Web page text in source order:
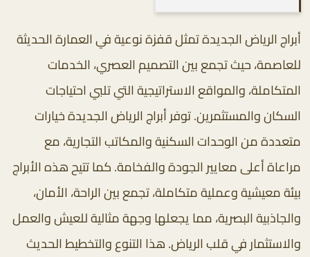
أبراج الرياض الجديدة تمثل قفزة نوعية في العمارة الحديثة
للعاصمة، حيث تجمع بين التصميم العصري، الخدمات
المتكاملة، والمواقع الاستراتيجية التي تلبي احتياجات
السكان والمستثمرين. توفر أبراج الرياض الجديدة خيارات
متعددة من الوحدات السكنية والمكاتب التجارية، مع
مراعاة أعلى معايير الجودة والفخامة. كما تتيح هذه الأبراج
بيئة معيشية وعملية متكاملة، تجمع بين الراحة، الأمان،
والجاذبية البصرية، مما يجعلها وجهة مثالية للعيش والعمل
والاستثمار في قلب الرياض. هذا التنوع والتخطيط الحديث